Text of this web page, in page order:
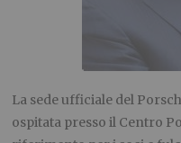
La sede ufficiale del
ospitata presso il Centro